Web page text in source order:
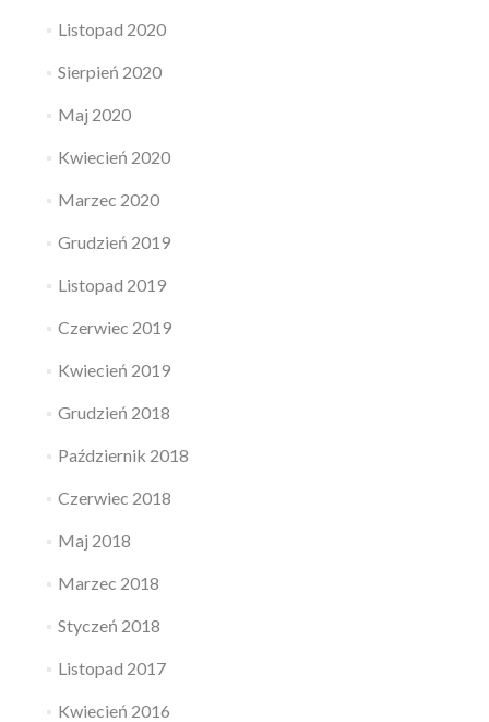
Listopad 2020
Sierpień 2020
Maj 2020
Kwiecień 2020
Marzec 2020
Grudzień 2019
Listopad 2019
Czerwiec 2019
Kwiecień 2019
Grudzień 2018
Październik 2018
Czerwiec 2018
Maj 2018
Marzec 2018
Styczeń 2018
Listopad 2017
Kwiecień 2016